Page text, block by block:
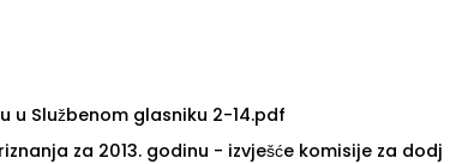
u Službenom glasniku 2-14.pdf
za 2013. godinu - izvješće komisije za dodj